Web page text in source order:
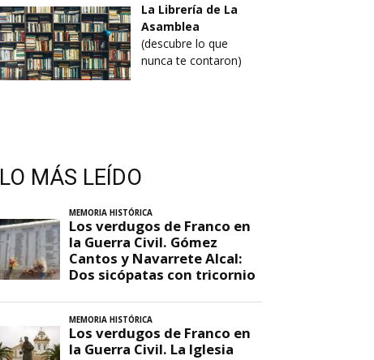
La Librería de La
Asamblea
(descubre lo que
nunca te contaron)
LO MÁS LEÍDO